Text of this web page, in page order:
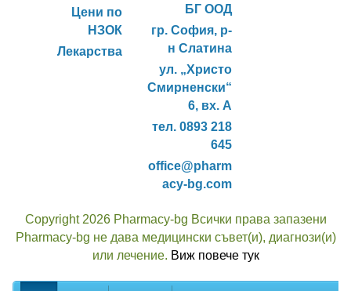
Цени по
НЗОК
Лекарства
БГ ООД
гр. София, р-
н Слатина
ул. „Христо
Смирненски“
6, вх. А
тел. 0893 218
645
office@pharm
acy-bg.com
Copyright 2026 Pharmacy-bg Всички права запазени
Pharmacy-bg не дава медицински съвет(и), диагнози(и)
или лечение. Виж повече тук